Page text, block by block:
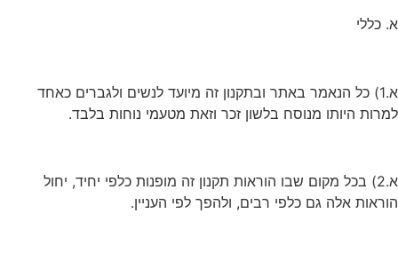
א. כללי
א.1) כל הנאמר באתר ובתקנון זה מיועד לנשים ולגברים כאחד
למרות היותו מנוסח בלשון זכר וזאת מטעמי נוחות בלבד.
א.2) בכל מקום שבו הוראות תקנון זה מופנות כלפי יחיד, יחול
הוראות אלה גם כלפי רבים, ולהפך לפי העניין.